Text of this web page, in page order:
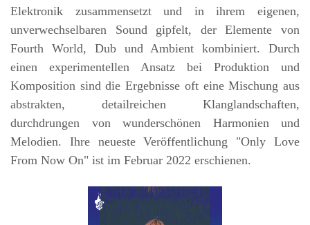
Elektronik zusammensetzt und in ihrem eigenen,
unverwechselbaren Sound gipfelt, der Elemente von
Fourth World, Dub und Ambient kombiniert. Durch
einen experimentellen Ansatz bei Produktion und
Komposition sind die Ergebnisse oft eine Mischung aus
abstrakten, detailreichen Klanglandschaften,
durchdrungen von wunderschönen Harmonien und
Melodien. Ihre neueste Veröffentlichung "Only Love
From Now On" ist im Februar 2022 erschienen.